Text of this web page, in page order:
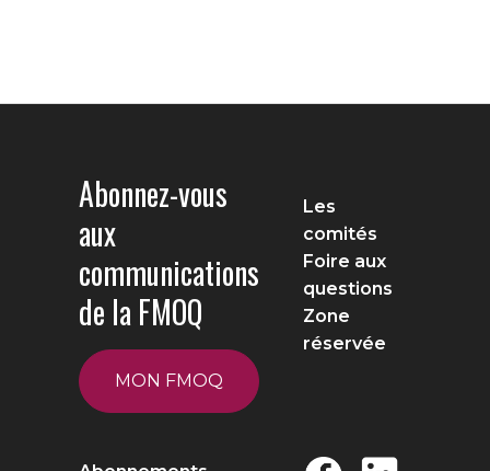
Abonnez-vous
aux
communications
de la FMOQ
MON FMOQ
Les
comités
Foire aux
questions
Zone
réservée